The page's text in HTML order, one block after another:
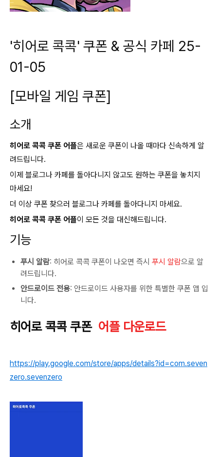
'히어로 콕콕' 쿠폰 & 공식 카페 25-
01-05
[모바일 게임 쿠폰]
소개
히어로 콕콕 쿠폰 어플은 새로운 쿠폰이 나올 때마다 신속하게 알
려드립니다.
이제 블로그나 카페를 돌아다니지 않고도 원하는 쿠폰을 놓치지
마세요!
더 이상 쿠폰 찾으러 블로그나 카페를 돌아다니지 마세요.
히어로 콕콕 쿠폰 어플이 모든 것을 대신해드립니다.
기능
푸시 알람: 히어로 콕콕 쿠폰이 나오면 즉시 푸시 알람으로 알
려드립니다.
안드로이드 전용: 안드로이드 사용자를 위한 특별한 쿠폰 앱 입
니다.
히어로 콕콕 쿠폰 어플 다운로드
https://play.google.com/store/apps/details?id=com.seven
zero.sevenzero